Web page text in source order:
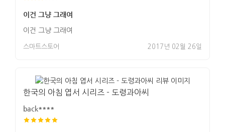
이건 그냥 그래여
이건 그냥 그래여
스마트스토어 2017년 02월 26일
한국의 아침 엽서 시리즈 - 도령과아씨
back****